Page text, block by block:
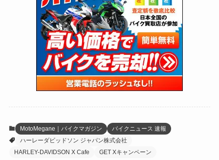
(5)
(12)
(63)
(109)
(24)
(46)
(15)
(5)
(4)
(6)
(17)
(5)
(27)
(38)
(131)
(85)
(21)
(61)
(171)
(98)
(13)
(60)
(274)
(171)
(38)
(47)
(59)
(41)
(254)
(204)
(33)
(34)
(35)
(41)
(16) (13)
(19)
(12)
(16)
(4)
MotoMegane｜バイクマガジン
バイクニュース 速報
ハーレーダビッドソン ジャパン株式会社
HARLEY-DAVIDSON X Cafe
GET Xキャンペーン